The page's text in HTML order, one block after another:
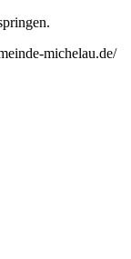
michelau.de/